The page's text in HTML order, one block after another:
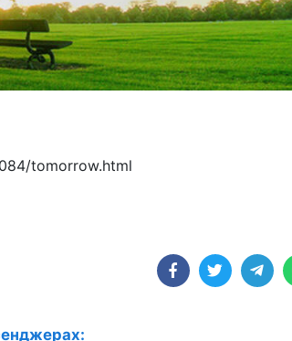
tomorrow.html